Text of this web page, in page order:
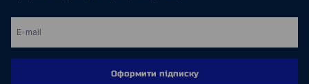
Оформити підписку